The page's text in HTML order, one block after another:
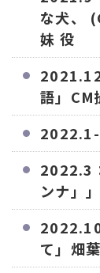
な犬、
妹 役
語」CM
2022.1-
2022.3
ンナ」
て」畑